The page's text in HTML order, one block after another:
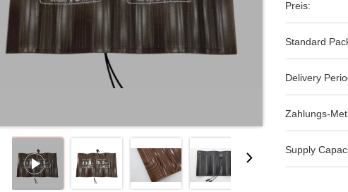
Preis:
Standard
Delivery
Zahlungs-
Supply